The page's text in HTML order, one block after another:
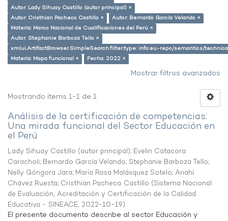
Autor: Lady Sihuay Castillo (autor principal) ×
Autor: Cristhian Pacheco Castillo ×
Autor: Bernardo García Velando ×
Materia: Marco Nacional de Cualificaciones del Perú ×
Autor: Stephanie Barboza Tello ×
xmlui.ArtifactBrowser.SimpleSearch.filter.type: info:eu-repo/semantics/
Materia: Mapa funcional ×
Fecha: 2022 ×
Mostrar filtros avanzados
Mostrando ítems 1-1 de 1
Análisis de la certificación de competencias:
Una mirada funcional del Sector Educación en
el Perú
Lady Sihuay Castillo (autor principal); Evelin Catacora
Caracholi; Bernardo García Velando; Stephanie Barboza Tello;
Nelly Góngora Jara; María Rosa Malásquez Sotelo; Anahí
Chávez Ruesta; Cristhian Pacheco Castillo (Sistema Nacional
de Evaluación, Acreditación y Certificación de la Calidad
Educativa - SINEACE, 2022-10-19)
El presente documento describe al sector Educación y